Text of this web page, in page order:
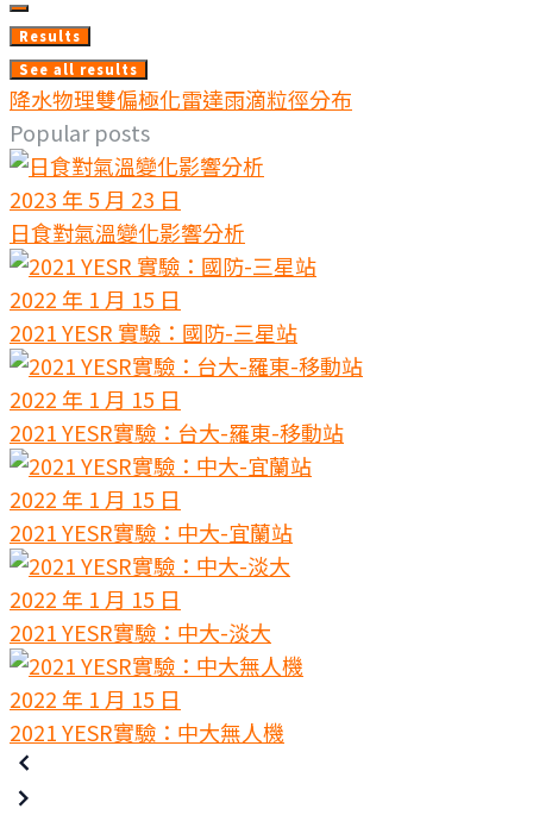
Results
See all results
降水物理雙偏極化雷達雨滴粒徑分布
Popular posts
2023 年 5 月 23 日
日食對氣溫變化影響分析
2022 年 1 月 15 日
2021 YESR 實驗：國防-三星站
2022 年 1 月 15 日
2021 YESR實驗：台大-羅東-移動站
2022 年 1 月 15 日
2021 YESR實驗：中大-宜蘭站
2022 年 1 月 15 日
2021 YESR實驗：中大-淡大
2022 年 1 月 15 日
2021 YESR實驗：中大無人機